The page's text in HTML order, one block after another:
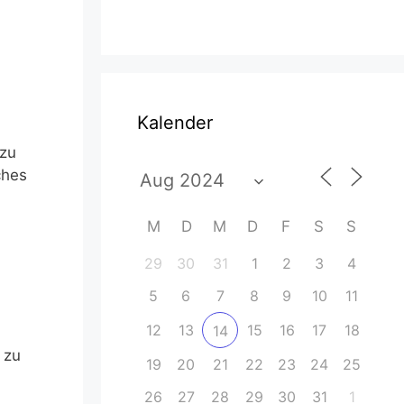
Kalender
M D M D F S S
29 30 31 1 2 3
4
5
6 7 8 9 10
11
12
13 14 15 16 17
18
19
20 21 22 23 24
25
26
27 28 29 30 31 1